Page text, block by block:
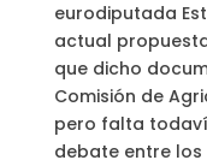
eurodiputada
actual
que dicho
Comisión de
pero falta
debate entre los